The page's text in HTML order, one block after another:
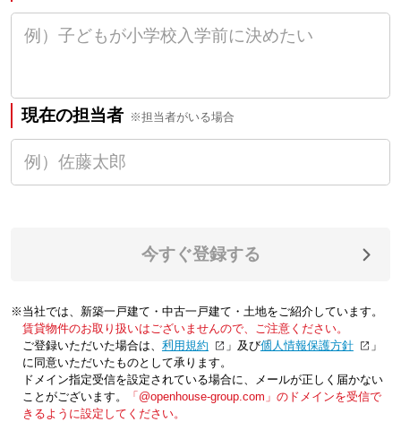
現在の担当者 ※担当者がいる場合
今すぐ登録する
※当社では、新築一戸建て・中古一戸建て・土地をご紹介しています。
賃貸物件のお取り扱いはございませんので、ご注意ください。
ご登録いただいた場合は、「利用規約 」及び「個人情報保護方針
」
に同意いただいたものとして承ります。
ドメイン指定受信を設定されている場合に、メールが正しく届かない
ことがございます。
「@openhouse-group.com」のドメインを受信で
きるように設定してください。